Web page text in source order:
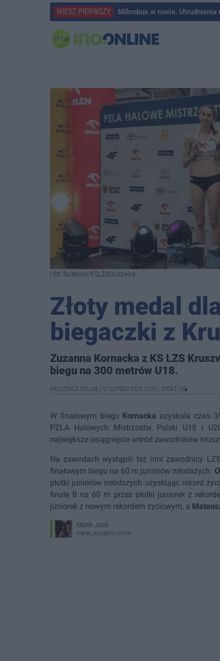
WIESZ PIERWSZY Mikrobus w rowie. Utrudnienia
| fot. facebook/KSLZSKruszwica
Złoty medal
biegaczki z
Zuzanna Kornacka z KS LZS
biegu na 300 metrów U18.
KRUSZWICA.ONLINE 17 LUTEGO 2025 12:53 SPORT
W finałowym biegu Kornacka uzyskała czas
PZLA Halowych Mistrzostw Polski U18 i
największe osiągnięcie wśród zawodników
Na zawodach wystąpili też inni zawodnicy
finałowym biegu na 60 m juniorów młodszych.
płotki juniorów młodszych uzyskując rekord
finale B na 60 m przez płotki juniorek z
juniorek z nowym rekordem życiowym, a
Marek Jasik
marek.jasik@ino.online